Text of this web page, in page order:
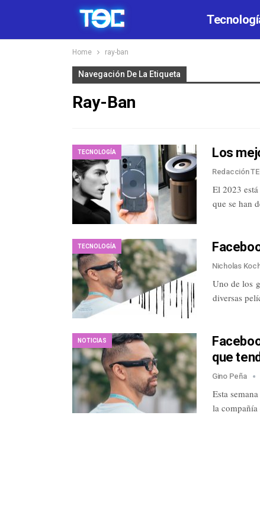
Home ray-ban
Navegación De La Etiqueta
Ray-Ban
TECNOLOGÍA Los
Redacción
El 2023
que se han
TECNOLOGÍA
Nicholas
Uno de los
diversas
NOTICIAS
que
Gino Peña
Esta
la